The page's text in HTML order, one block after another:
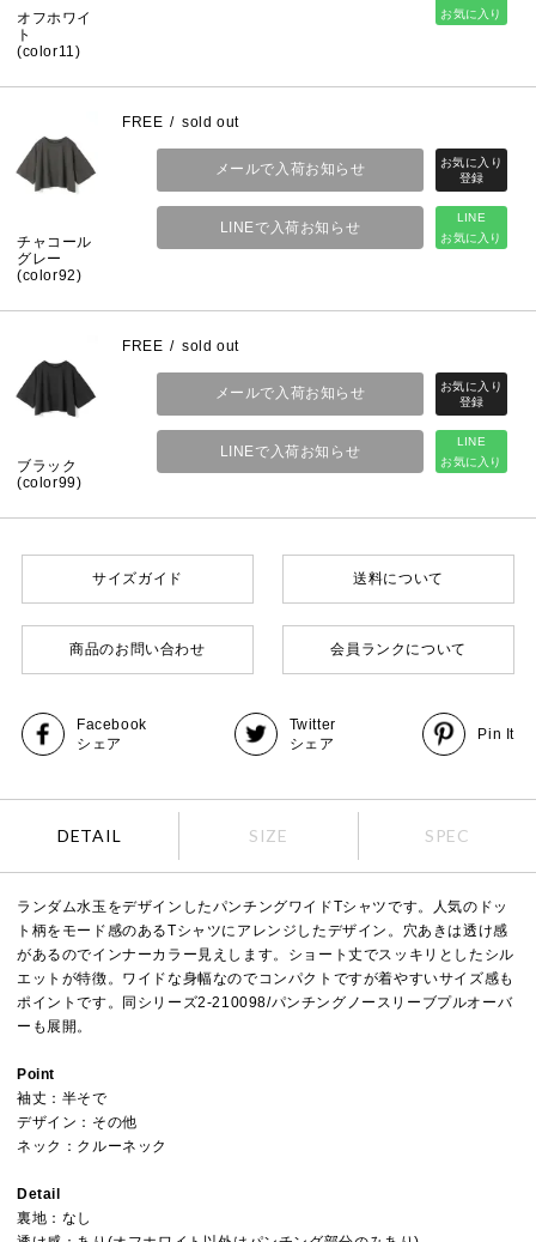
オフホワイ
ト
(color11)
お気に入り
チャコール
グレー
(color92)
FREE sold out
LINE
お気に入り
メールで入荷お知らせ
LINEで入荷お知らせ
ブラック
(color99)
FREE sold out
LINE
お気に入り
メールで入荷お知らせ
LINEで入荷お知らせ
サイズガイド 送料について
商品のお問い合わせ 会員ランクについて
Facebook
シェア
Twitter
シェア
Pin It
DETAIL SIZE SPEC
ランダム水玉をデザインしたパンチングワイドTシャツです。人気のドッ
ト柄をモード感のあるTシャツにアレンジしたデザイン。穴あきは透け感
があるのでインナーカラー見えします。ショート丈でスッキリとしたシル
エットが特徴。ワイドな身幅なのでコンパクトですが着やすいサイズ感も
ポイントです。同シリーズ2-210098/パンチングノースリーブプルオーバ
ーも展開。
Point
袖丈：半そで
デザイン：その他
ネック：クルーネック
Detail
裏地：なし